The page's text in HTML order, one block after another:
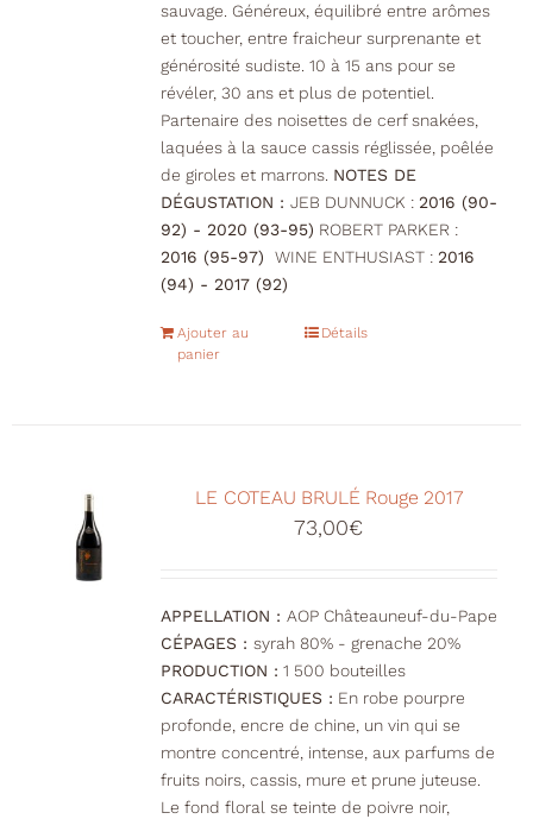
sauvage. Généreux, équilibré entre arômes
et toucher, entre fraicheur surprenante et
générosité sudiste. 10 à 15 ans pour se
révéler, 30 ans et plus de potentiel.
Partenaire des noisettes de cerf snakées,
laquées à la sauce cassis réglissée, poêlée
de giroles et marrons. NOTES DE
DÉGUSTATION : JEB DUNNUCK : 2016 (90-
92) - 2020 (93-95) ROBERT PARKER :
2016 (95-97)
WINE ENTHUSIAST : 2016
(94) - 2017 (92)
Ajouter au
panier
Détails
LE COTEAU BRULÉ Rouge 2017
73,00€
APPELLATION : AOP Châteauneuf-du-Pape
CÉPAGES : syrah 80% - grenache 20%
PRODUCTION : 1 500 bouteilles
CARACTÉRISTIQUES : En robe pourpre
profonde, encre de chine, un vin qui se
montre concentré, intense, aux parfums de
fruits noirs, cassis, mure et prune juteuse.
Le fond floral se teinte de poivre noir,